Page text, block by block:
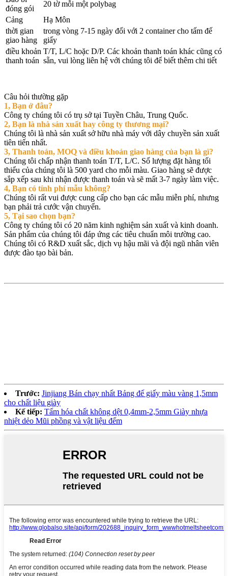
đóng gói
20 tờ mỗi một polybag
Cảng
Hạ Môn
thời gian
giao hàng
trong vòng 7-15 ngày đối với 2 container cho tấm đế
giấy
điều khoản
thanh toán
T/T, L/C hoặc D/P. Các khoản thanh toán khác cũng có
sẵn, vui lòng liên hệ với chúng tôi để biết thêm chi tiết
Câu hỏi thường gặp
1, Bạn ở đâu?
Công ty chúng tôi có trụ sở tại Tuyền Châu, Trung Quốc.
2, Bạn là nhà sản xuất hay công ty thương mại?
Chúng tôi là nhà sản xuất sở hữu nhà máy với dây chuyền sản xuất
tiên tiến nhất.
3, Thanh toán, MOQ và điều khoản giao hàng của bạn là gì?
Chúng tôi chấp nhận thanh toán T/T, L/C. Số lượng đặt hàng tối
thiểu của chúng tôi là 500 yard cho mỗi màu. Giao hàng sẽ được
sắp xếp sau khi nhận được thanh toán và sẽ mất 3-7 ngày làm việc.
4, Bạn có tính phí mẫu không?
Chúng tôi rất vui được cung cấp cho bạn các mẫu miễn phí, nhưng
bạn phải trả cước vận chuyển.
5, Tại sao chọn bạn?
Công ty chúng tôi có 20 năm kinh nghiệm sản xuất và kinh doanh.
Sản phẩm của chúng tôi đáp ứng các tiêu chuẩn môi trường cao.
Chúng tôi có R&D xuất sắc, dịch vụ hậu mãi và đội ngũ nhân viên
được đào tạo bài bản.
Trước: Jinjiang Bán chạy nhất Bảng đế giấy màu vàng 1,5mm
cho chất liệu giày
Kế tiếp: Tấm hóa chất không dệt 0,4mm-2,5mm Giày nhựa
nhiệt dẻo Mũi phồng và vật liệu đếm